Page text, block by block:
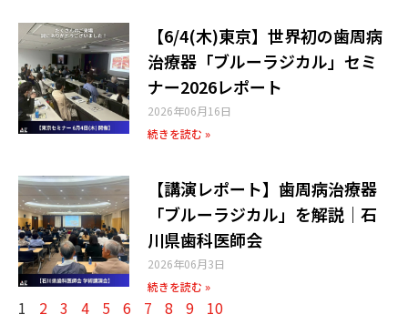
【6/4(木)東京】世界初の歯周病
治療器「ブルーラジカル」セミ
ナー2026レポート
2026年06月16日
続きを読む »
【講演レポート】歯周病治療器
「ブルーラジカル」を解説｜石
川県歯科医師会
2026年06月3日
続きを読む »
1 2 3 4 5 6 7 8 9 10